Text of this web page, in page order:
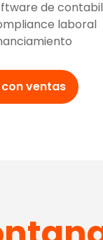
de
laboral
ventas